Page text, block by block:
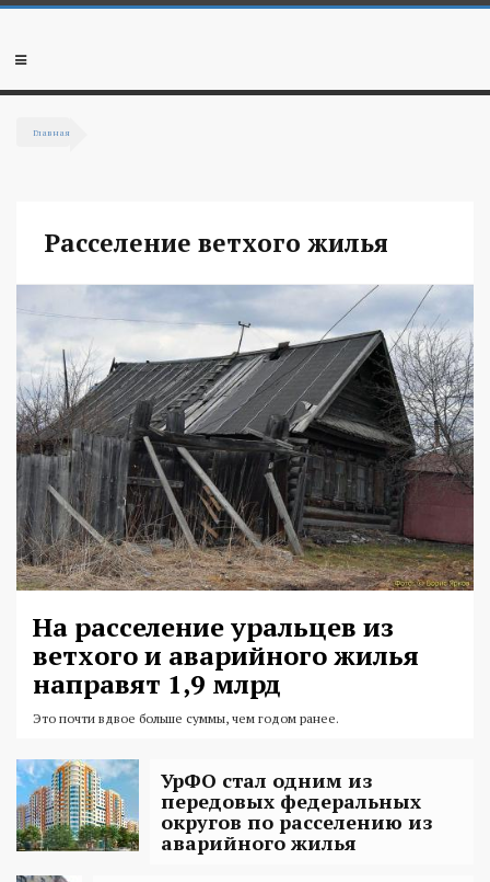
Перейти к основному содержанию
Мобильное
Главная
Расселение ветхого жилья
На расселение уральцев из
ветхого и аварийного жилья
направят 1,9 млрд
Это почти вдвое больше суммы, чем годом ранее.
УрФО стал одним из
передовых федеральных
округов по расселению из
аварийного жилья